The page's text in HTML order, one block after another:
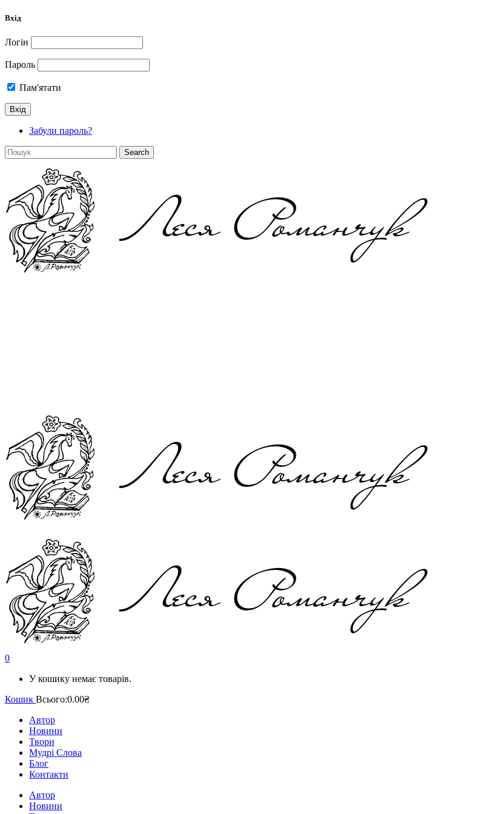
Вхід
Логін
Пароль
Пам'ятати
Забули пароль?
0
У кошику немає товарів.
Кошик Всього:0.00₴
Автор
Новини
Твори
Мудрі Слова
Блог
Контакти
Автор
Новини